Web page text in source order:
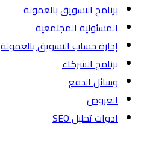
برنامج التسويق بالعمولة
المسئولية المجتمعية
إدارة حساب التسويق بالعمولة
برنامج الشركاء
وسائل الدفع
العروض
ادوات تحليل SEO